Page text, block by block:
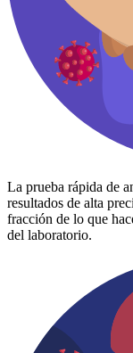
La prueba rápida de
resultados de alta
fracción de lo que
del laboratorio.